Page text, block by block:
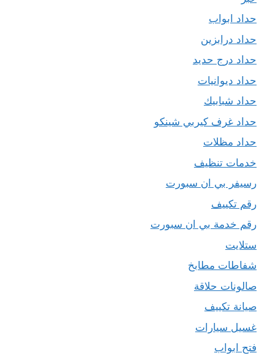
حداد ابواب
حداد درابزين
حداد درج حديد
حداد ديوانيات
حداد شبابيك
حداد غرف كيربي شينكو
حداد مظلات
خدمات تنظيف
رسيفر بي ان سبورت
رقم تكييف
رقم خدمة بي ان سبورت
ستلايت
شفاطات مطابخ
صالونات حلاقة
صيانة تكييف
غسيل سيارات
فتح ابواب